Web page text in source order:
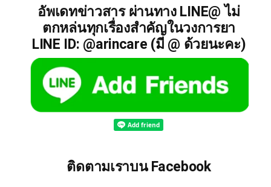
อัพเดทข่าวสาร ผ่านทาง LINE@ ไม่
ตกหล่นทุกเรื่องสำคัญในวงการยา
LINE ID: @arincare (มี @ ด้วยนะคะ)
ติดตามเราบน Facebook